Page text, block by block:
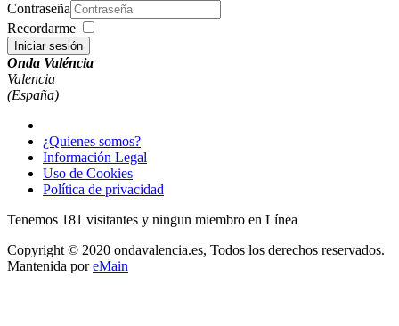
Contraseña
Recordarme
Iniciar sesión
Onda Valéncia
Valencia
(España)
¿Quienes somos?
Información Legal
Uso de Cookies
Política de privacidad
Tenemos 181 visitantes y ningun miembro en Línea
Copyright © 2020 ondavalencia.es, Todos los derechos reservados.
Mantenida poreMain